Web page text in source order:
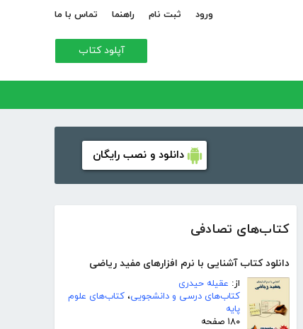
ورود ثبت نام راهنما تماس با ما
آپلود کتاب
دانلود و نصب رایگان
کتاب‌های تصادفی
دانلود کتاب آشنایی با نرم افزارهای مفید ریاضی
از: عقیله حیدری
کتاب‌های درسی و دانشجویی، کتاب‌های علوم
پایه
۱۸۰ صفحه